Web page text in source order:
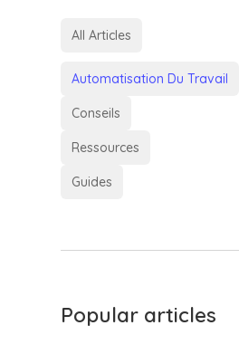
All Articles
Automatisation Du Travail
Conseils
Ressources
Guides
Popular articles